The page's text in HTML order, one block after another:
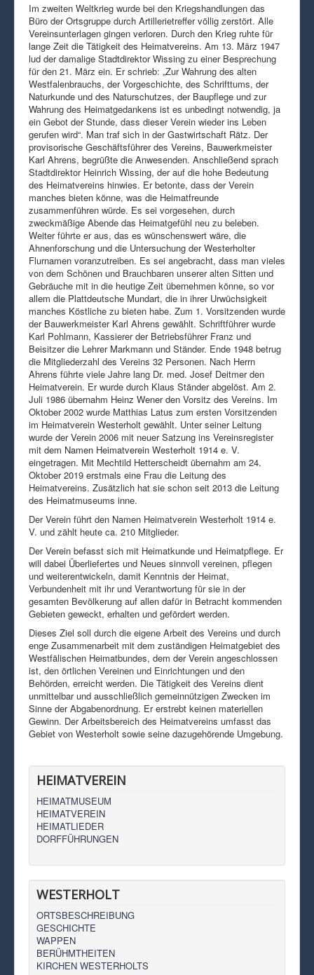
Im zweiten Weltkrieg wurde bei den Kriegshandlungen das
Büro der Ortsgruppe durch Artillerietreffer völlig zerstört. Alle
Vereinsunterlagen gingen verloren. Durch den Krieg ruhte für
lange Zeit die Tätigkeit des Heimatvereins. Am 13. März 1947
lud der damalige Stadtdirektor Wissing zu einer Besprechung
für den 21. März ein. Er schrieb: „Zur Wahrung des alten
Westfalenbrauchs, der Vorgeschichte, des Schrifttums, der
Naturkunde und des Naturschutzes, der Baupflege und zur
Wahrung des Heimatgedankens ist es unbedingt notwendig, ja
ein Gebot der Stunde, dass dieser Verein wieder ins Leben
gerufen wird“. Man traf sich in der Gastwirtschaft Rätz. Der
provisorische Geschäftsführer des Vereins, Bauwerkmeister
Karl Ahrens, begrüßte die Anwesenden. Anschließend sprach
Stadtdirektor Heinrich Wissing, der auf die hohe Bedeutung
des Heimatvereins hinwies. Er betonte, dass der Verein
manches bieten könne, was die Heimatfreunde
zusammenführen würde. Es sei vorgesehen, durch
zweckmäßige Abende das Heimatgefühl neu zu beleben.
Weiter führte er aus, das es wünschenswert wäre, die
Ahnenforschung und die Untersuchung der Westerholter
Flurnamen voranzutreiben. Es sei angebracht, dass man vieles
von dem Schönen und Brauchbaren unserer alten Sitten und
Gebräuche mit in die heutige Zeit übernehmen könne, so vor
allem die Plattdeutsche Mundart, die in ihrer Urwüchsigkeit
manches Köstliche zu bieten habe. Zum 1. Vorsitzenden wurde
der Bauwerkmeister Karl Ahrens gewählt. Schriftführer wurde
Karl Pohlmann, Kassierer der Betriebsführer Franz und
Beisitzer die Lehrer Markmann und Ständer. Ende 1948 betrug
die Mitgliederzahl des Vereins 32 Personen. Nach Herrn
Ahrens führte viele Jahre lang Dr. med. Josef Deitmer den
Heimatverein. Er wurde durch Klaus Ständer abgelöst. Am 2.
Juli 1986 übernahm Heinz Wener den Vorsitz des Vereins. Im
Oktober 2002 wurde Matthias Latus zum ersten Vorsitzenden
im Heimatverein Westerholt gewählt. Unter seiner Leitung
wurde der Verein 2006 mit neuer Satzung ins Vereinsregister
mit dem Namen Heimatverein Westerholt 1914 e. V.
eingetragen. Mit Mechtild Hetterscheidt übernahm am 24.
Oktober 2019 erstmals eine Frau die Leitung des
Heimatvereins. Zusätzlich hat sie schon seit 2013 die Leitung
des Heimatmuseums inne.
Der Verein führt den Namen Heimatverein Westerholt 1914 e.
V. und zählt heute ca. 210 Mitglieder.
Der Verein befasst sich mit Heimatkunde und Heimatpflege. Er
will dabei Überliefertes und Neues sinnvoll vereinen, pflegen
und weiterentwickeln, damit Kenntnis der Heimat,
Verbundenheit mit ihr und Verantwortung für sie in der
gesamten Bevölkerung auf allen dafür in Betracht kommenden
Gebieten geweckt, erhalten und gefördert werden.
Dieses Ziel soll durch die eigene Arbeit des Vereins und durch
enge Zusammenarbeit mit dem zuständigen Heimatgebiet des
Westfälischen Heimatbundes, dem der Verein angeschlossen
ist, den örtlichen Vereinen und Einrichtungen und den
Behörden, erreicht werden. Die Tätigkeit des Vereins dient
unmittelbar und ausschließlich gemeinnützigen Zwecken im
Sinne der Abgabenordnung. Er erstrebt keinen materiellen
Gewinn. Der Arbeitsbereich des Heimatvereins umfasst das
Gebiet von Westerholt sowie seine dazugehörende Umgebung.
HEIMATVEREIN
HEIMATMUSEUM
HEIMATVEREIN
HEIMATLIEDER
DORFFÜHRUNGEN
WESTERHOLT
ORTSBESCHREIBUNG
GESCHICHTE
WAPPEN
BERÜHMTHEITEN
KIRCHEN WESTERHOLTS